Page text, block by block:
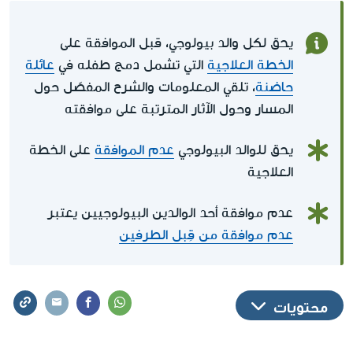
يحق لكل والد بيولوجي، قبل الموافقة على
الخطة العلاجية التي تشمل دمج طفله في عائلة
حاضنة، تلقي المعلومات والشرح المفصّل حول
المسار وحول الآثار المترتبة على موافقته
يحق للوالد البيولوجي عدم الموافقة على الخطة
العلاجية
عدم موافقة أحد الوالدين البيولوجيين يعتبر
عدم موافقة من قِبل الطرفين
محتويات